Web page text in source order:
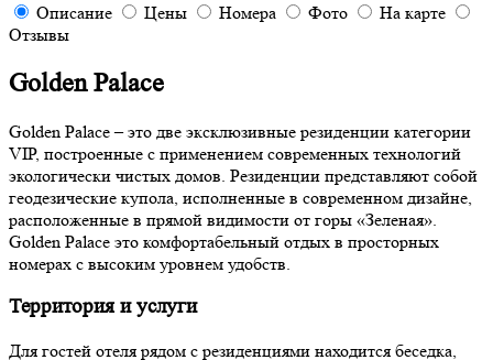
Описание Цены Номера Фото
На карте
Отзывы
Golden Palace
Golden Palace – это две эксклюзивные резиденции категории
VIP, построенные с применением современных технологий
экологически чистых домов. Резиденции представляют собой
геодезические купола, исполненные в современном дизайне,
расположенные в прямой видимости от горы «Зеленая».
Golden Palace это комфортабельный отдых в просторных
номерах с высоким уровнем удобств.
Территория и услуги
Для гостей отеля рядом с резиденциями находится беседка,